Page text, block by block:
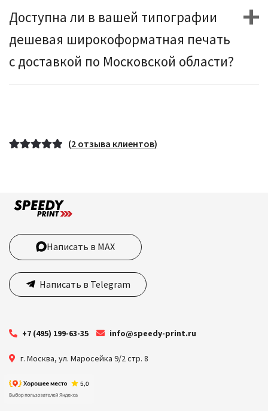
Доступна ли в вашей типографии
дешевая широкоформатная печать
с доставкой по Московской области?
опроса
пользовател
ей
(2отзыва клиентов)
Написать в MAX
Написать в Telegram
+7 (495) 199-63-35 info@speedy-print.ru
г. Москва, ул. Маросейка 9/2 стр. 8